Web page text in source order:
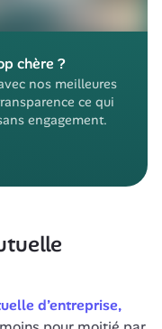
chère ?
nos meilleures
ce qui
engagement.
d’entreprise,